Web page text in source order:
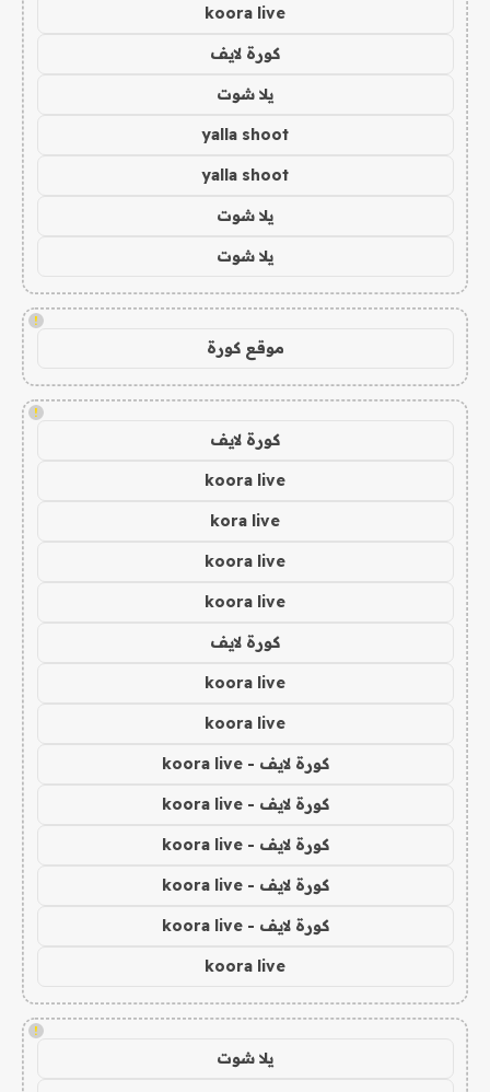
koora live
كورة لايف
يلا شوت
yalla shoot
yalla shoot
يلا شوت
يلا شوت
!
موقع كورة
!
كورة لايف
koora live
kora live
koora live
koora live
كورة لايف
koora live
koora live
كورة لايف - koora live
كورة لايف - koora live
كورة لايف - koora live
كورة لايف - koora live
كورة لايف - koora live
koora live
!
يلا شوت